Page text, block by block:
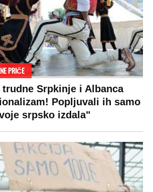
trpezu ove godine treba
sumu novca: Nečija cela
20 gostiju
SPORT
Fudbal
VIRALNO
Bizar